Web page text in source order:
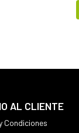
AL CLIENTE
Condiciones